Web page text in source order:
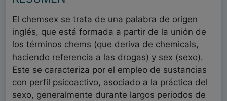
El chemsex se trata de una palabra de origen
inglés, que está formada a partir de la unión de
los términos chems (que deriva de chemicals,
haciendo referencia a las drogas) y sex (sexo).
Este se caracteriza por el empleo de sustancias
con perfil psicoactivo, asociado a la práctica del
sexo, generalmente durante largos periodos de